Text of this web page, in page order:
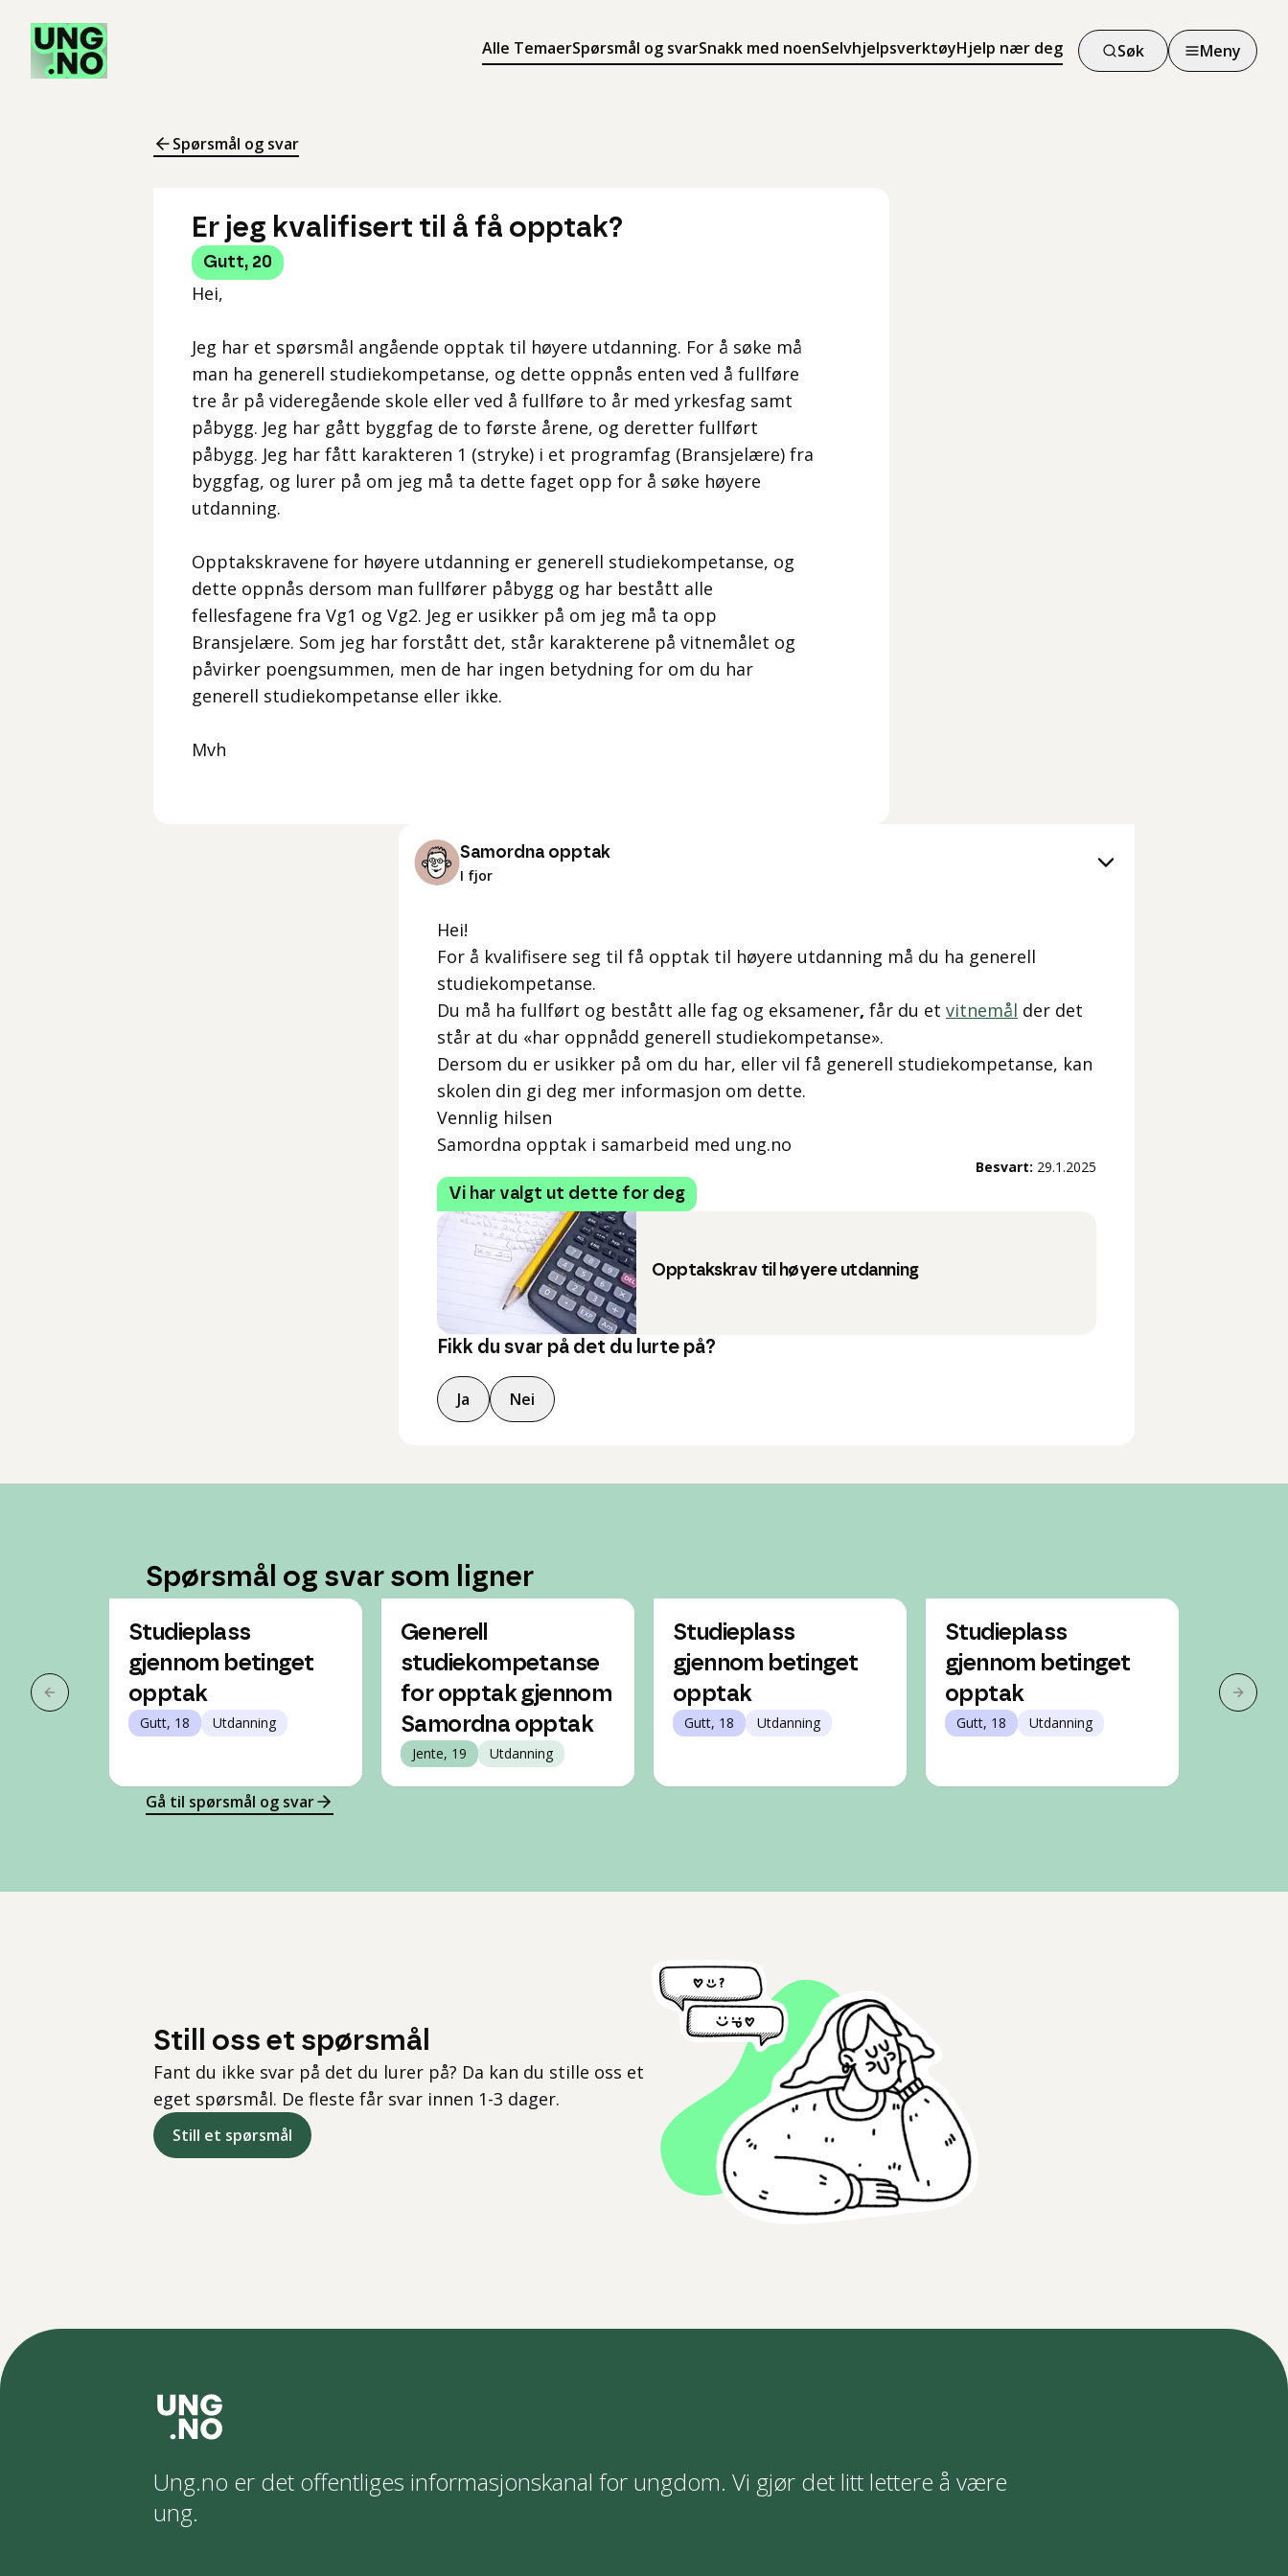
Alle TemaerSpørsmål og svarSnakk med noenSelvhjelpsverktøyHjelp nær deg
Søk
Søk
Meny
Meny
Spørsmål og svar
Er jeg kvalifisert til å få opptak?
Gutt, 20
Hei,
Jeg har et spørsmål angående opptak til høyere utdanning. For å søke må
man ha generell studiekompetanse, og dette oppnås enten ved å fullføre
tre år på videregående skole eller ved å fullføre to år med yrkesfag samt
påbygg. Jeg har gått byggfag de to første årene, og deretter fullført
påbygg. Jeg har fått karakteren 1 (stryke) i et programfag (Bransjelære) fra
byggfag, og lurer på om jeg må ta dette faget opp for å søke høyere
utdanning.
Opptakskravene for høyere utdanning er generell studiekompetanse, og
dette oppnås dersom man fullfører påbygg og har bestått alle
fellesfagene fra Vg1 og Vg2. Jeg er usikker på om jeg må ta opp
Bransjelære. Som jeg har forstått det, står karakterene på vitnemålet og
påvirker poengsummen, men de har ingen betydning for om du har
generell studiekompetanse eller ikke.
Mvh
Samordna opptak
I fjor
Hei!
For å kvalifisere seg til få opptak til høyere utdanning må du ha generell
studiekompetanse.
Du må ha fullført og bestått alle fag og eksamener, får du et vitnemål der det
står at du «har oppnådd generell studiekompetanse».
Dersom du er usikker på om du har, eller vil få generell studiekompetanse, kan
skolen din gi deg mer informasjon om dette.
Vennlig hilsen
Samordna opptak i samarbeid med ung.no
Besvart: 29.1.2025
Vi har valgt ut dette for deg
Opptakskrav til høyere utdanning
Fikk du svar på det du lurte på?
Ja Nei
Spørsmål og svar som ligner
Forrige slide
Studieplass
gjennom betinget
opptak
Gutt, 18 Utdanning
Generell
studiekompetanse
for opptak gjennom
Samordna opptak
Jente, 19 Utdanning
Studieplass
gjennom betinget
opptak
Gutt, 18 Utdanning
Studieplass
gjennom betinget
opptak
Gutt, 18 Utdanning
Neste
Gå til spørsmål og svar
Still oss et spørsmål
Fant du ikke svar på det du lurer på? Da kan du stille oss et
eget spørsmål. De fleste får svar innen 1-3 dager.
Still et spørsmål
Ung.no er det offentliges informasjonskanal for ungdom. Vi gjør det litt lettere å være
ung.